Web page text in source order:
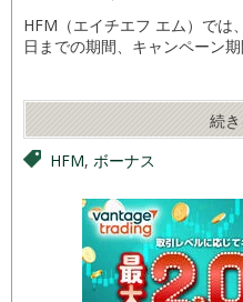
HFM（エイチエフ エム）では
日までの期間、キャンペーン
続
HFM, ボーナス